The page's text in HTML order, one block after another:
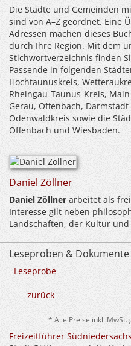
Die Städte und Gemeinden
sind von A–Z geordnet. Eine
Adressen machen dieses
durch Ihre Region. Mit dem
Stichwortverzeichnis finden
Passende in folgenden
Hochtaunuskreis,
Rheingau-Taunus-Kreis,
Gerau, Offenbach,
Odenwaldkreis sowie die
Offenbach und Wiesbaden.
Daniel Zöllner
Daniel Zöllner arbeitet als
Interesse gilt neben
Landschaften, der Kultur
Leseproben & Dokumente
Leseprobe
zurück
* Alle Preise inkl. MwSt.
Freizeitführer